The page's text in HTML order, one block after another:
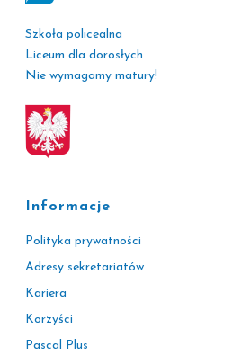
Szkoła policealna
Liceum dla dorosłych
Nie wymagamy matury!
Informacje
Polityka prywatności
Adresy sekretariatów
Kariera
Korzyści
Pascal Plus